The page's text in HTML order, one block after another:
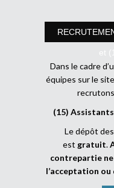
et
Dans le cadre
équipes sur le
(15)
Le dépôt
est gratuit.
contrepartie ne
l’acceptation